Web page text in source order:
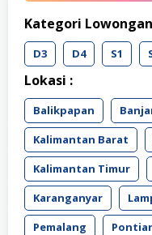
Kategori
D3 D4 S1
Lokasi :
Balikpapan
Kalimantan Barat
Kalimantan Timur
Karanganyar
Pemalang